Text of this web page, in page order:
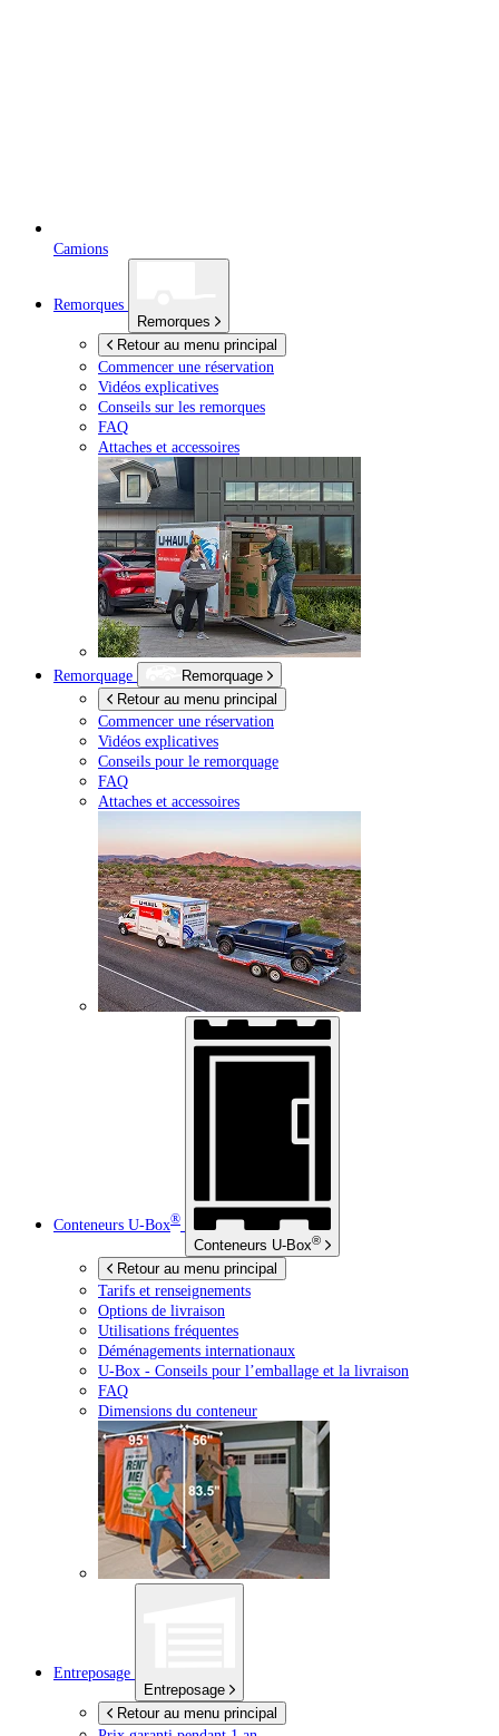
Camions
Remorques
Remorques
Retour au menu principal
Commencer une réservation
Vidéos explicatives
Conseils sur les remorques
FAQ
Attaches et accessoires
Remorquage
Remorquage
Retour au menu principal
Commencer une réservation
Vidéos explicatives
Conseils pour le remorquage
FAQ
Attaches et accessoires
Conteneurs U-Box®
Conteneurs U-Box®
Retour au menu principal
Tarifs et renseignements
Options de livraison
Utilisations fréquentes
Déménagements internationaux
U-Box - Conseils pour l’emballage et la livraison
FAQ
Dimensions du conteneur
Entreposage
Entreposage
Retour au menu principal